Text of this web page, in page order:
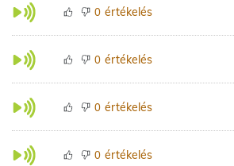
0 értékelés
0 értékelés
0 értékelés
0 értékelés